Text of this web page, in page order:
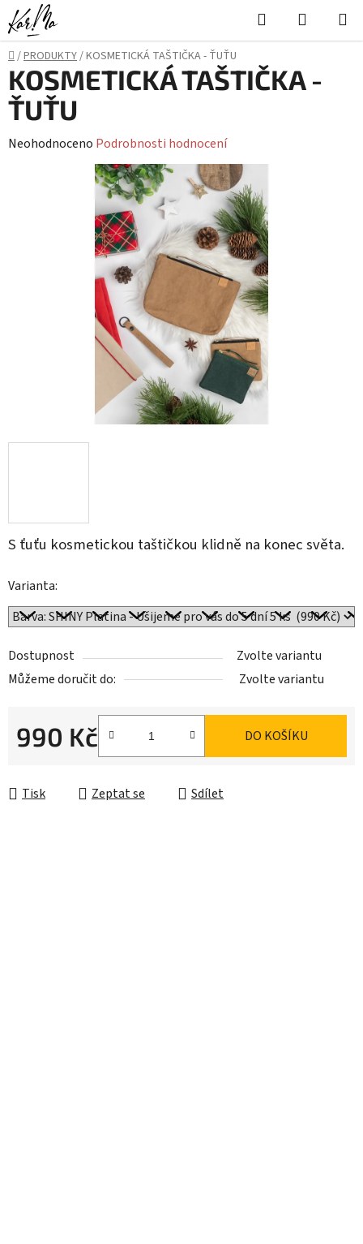
Přejít
na
obsah
Hledat
KOŠÍK
Domů
/PRODUKTY/KOSMETICKÁ TAŠTIČKA - ŤUŤU
S ťuťu kosmetickou taštičkou klidně na konec světa.
Varianta:
Dostupnost
Zvolte variantu
Můžeme doručit do:
Zvolte variantu
990 Kč DO KOŠÍKU
Tisk Zeptat se Sdílet
KOSMETICKÁ TAŠTIČKA -
ŤUŤU
Průměrné
Neohodnoceno Podrobnosti hodnocení